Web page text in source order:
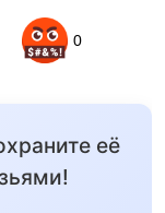
0
её